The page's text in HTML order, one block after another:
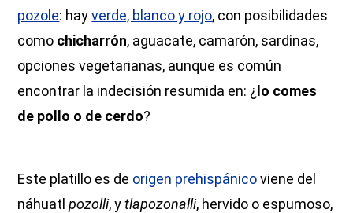
pozole: hayverde, blanco y rojo, con posibilidades
como chicharrón, aguacate, camarón, sardinas,
opciones vegetarianas, aunque es común
encontrar la indecisión resumida en: ¿lo comes
de pollo o de cerdo?
Este platillo es de origen prehispánicoviene del
náhuatlpozolli, ytlapozonalli, hervido o espumoso,